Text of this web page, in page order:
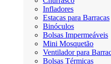
Infladores
Estacas para Barracas
Binóculos
Bolsas Impermeáveis
Mini Mosquetão
Ventilador para
Bolsas Térmicas